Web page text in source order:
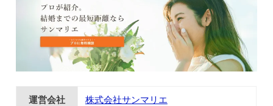
運営会社 株式会社サンマリエ